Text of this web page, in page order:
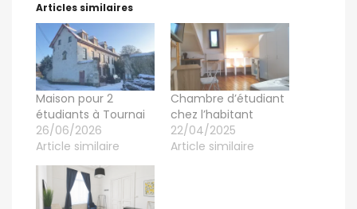
Articles similaires
Maison pour 2
étudiants à Tournai
26/06/2026
Article similaire
Chambre d’étudiant
chez l’habitant
22/04/2025
Article similaire